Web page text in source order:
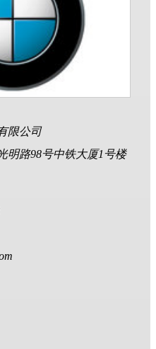
限公司
明路98号中铁大厦1号楼